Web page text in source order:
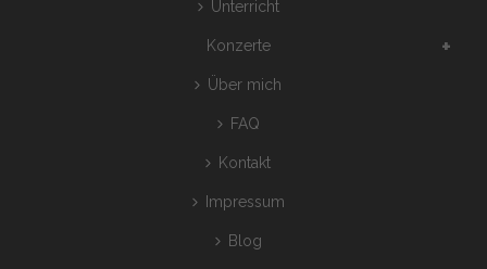
Unterricht
Konzerte
Über mich
FAQ
Kontakt
Impressum
Blog